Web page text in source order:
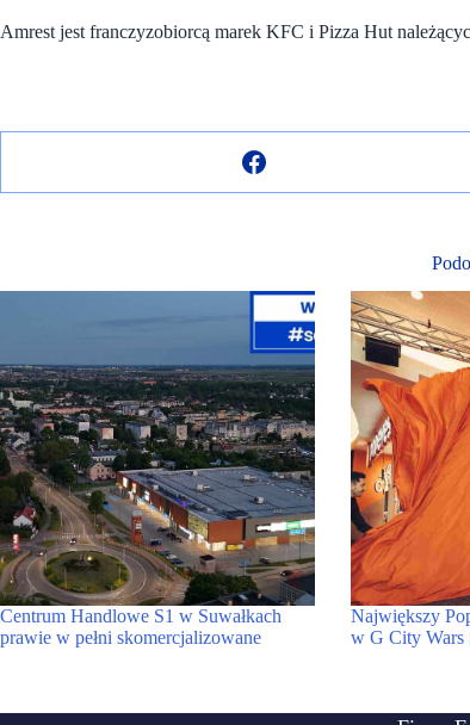
Amrest jest franczyzobiorcą marek KFC i Pizza Hut
Centrum Handlowe S1 w Suwałkach
prawie w pełni skomercjalizowane
Największy
w G City Wars